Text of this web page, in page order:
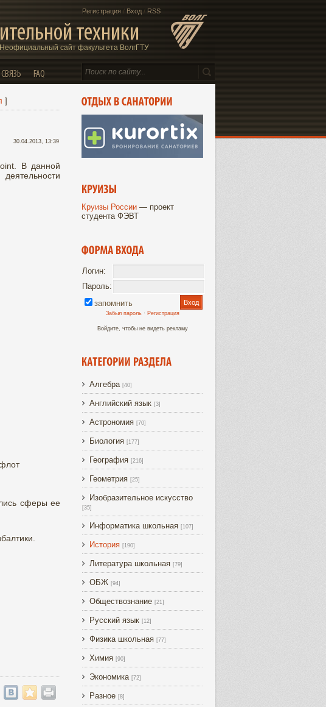
Регистрация / Вход / RSS
техники
Неофициальный сайт факультета ВолгГТУ
FAQ
]
30.04.2013, 13:39
В данной
сферы ее
Круизы России — проект
студента ФЭВТ
Логин:
Пароль:
запомнить
Забыл пароль· Регистрация
Войдите, чтобы не видеть рекламу
Алгебра [40]
Английский язык [3]
Астрономия [70]
Биология [177]
География [216]
Геометрия [25]
Изобразительное искусство
[35]
Информатика школьная [107]
История [190]
Литература школьная [79]
ОБЖ [94]
Обществознание [21]
Русский язык [12]
Физика школьная [77]
Химия [90]
Экономика [72]
Разное [8]